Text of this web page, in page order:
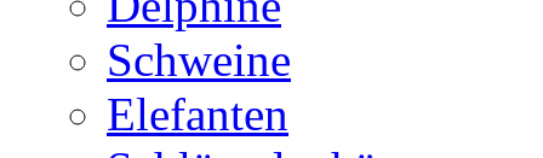
Schweine
Elefanten